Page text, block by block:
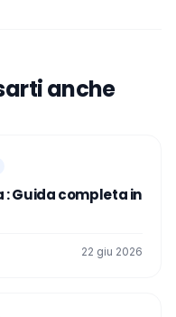
anche
: Guida completa in
22 giu 2026